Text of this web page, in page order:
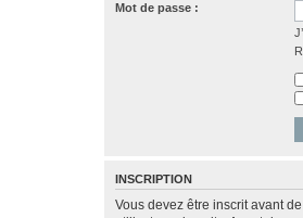
Mot de passe :
INSCRIPTION
Vous devez être inscrit avant